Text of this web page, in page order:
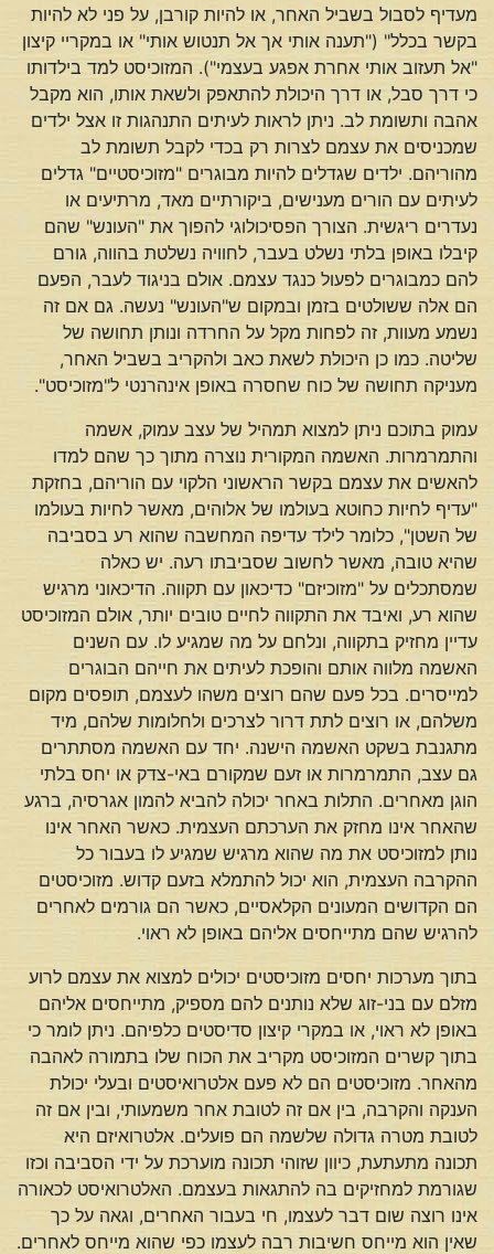
מעדיף לסבול בשביל האחר, או להיות קורבן, על פני לא להיות
בקשר בכלל" ("תענה אותי אך אל תנטוש אותי" או במקריי קיצון
"אל תעזוב אותי אחרת אפגע בעצמי"). המזוכיסט למד בילדותו
כי דרך סבל, או דרך היכולת להתאפק ולשאת אותו, הוא מקבל
אהבה ותשומת לב. ניתן לראות לעיתים התנהגות זו אצל ילדים
שמכניסים את עצמם לצרות רק בכדי לקבל תשומת לב
מהוריהם. ילדים שגדלים להיות מבוגרים "מזוכיסטיים" גדלים
לעיתים עם הורים מענישים, ביקורתיים מאד, מרתיעים או
נעדרים ריגשית. הצורך הפסיכולוגי להפוך את "העונש" שהם
קיבלו באופן בלתי נשלט בעבר, לחוויה נשלטת בהווה, גורם
להם כמבוגרים לפעול כנגד עצמם. אולם בניגוד לעבר, הפעם
הם אלה ששולטים בזמן ובמקום ש"העונש" נעשה. גם אם זה
נשמע מעוות, זה לפחות מקל על החרדה ונותן תחושה של
שליטה. כמו כן היכולת לשאת כאב ולהקריב בשביל האחר,
מעניקה תחושה של כוח שחסרה באופן אינהרנטי ל"מזוכיסט".
עמוק בתוכם ניתן למצוא תמהיל של עצב עמוק, אשמה
והתמרמרות. האשמה המקורית נוצרה מתוך כך שהם למדו
להאשים את עצמם בקשר הראשוני הלקוי עם הוריהם, בחזקת
"עדיף לחיות כחוטא בעולמו של אלוהים, מאשר לחיות בעולמו
של השטן", כלומר לילד עדיפה המחשבה שהוא רע בסביבה
שהיא טובה, מאשר לחשוב שסביבתו רעה. יש כאלה
שמסתכלים על "מזוכיזם" כדיכאון עם תקווה. הדיכאוני מרגיש
שהוא רע, ואיבד את התקווה לחיים טובים יותר, אולם המזוכיסט
עדיין מחזיק בתקווה, ונלחם על מה שמגיע לו. עם השנים
האשמה מלווה אותם והופכת לעיתים את חייהם הבוגרים
למייסרים. בכל פעם שהם רוצים משהו לעצמם, תופסים מקום
משלהם, או רוצים לתת דרור לצרכים ולחלומות שלהם, מיד
מתגנבת בשקט האשמה הישנה. יחד עם האשמה מסתתרים
גם עצב, התמרמרות או זעם שמקורם באי-צדק או יחס בלתי
הוגן מאחרים. התלות באחר יכולה להביא להמון אגרסיה, ברגע
שהאחר אינו מחזק את הערכתם העצמית. כאשר האחר אינו
נותן למזוכיסט את מה שהוא מרגיש שמגיע לו בעבור כל
ההקרבה העצמית, הוא יכול להתמלא בזעם קדוש. מזוכיסטים
הם הקדושים המעונים הקלאסיים, כאשר הם גורמים לאחרים
להרגיש שהם מתייחסים אליהם באופן לא ראוי.
בתוך מערכות יחסים מזוכיסטים יכולים למצוא את עצמם לרוע
מזלם עם בני-זוג שלא נותנים להם מספיק, מתייחסים אליהם
באופן לא ראוי, או במקרי קיצון סדיסטים כלפיהם. ניתן לומר כי
בתוך קשרים המזוכיסט מקריב את הכוח שלו בתמורה לאהבה
מהאחר. מזוכיסטים הם לא פעם אלטרואיסטים ובעלי יכולת
הענקה והקרבה, בין אם זה לטובת אחר משמעותי, ובין אם זה
לטובת מטרה גדולה שלשמה הם פועלים. אלטרואיזם היא
תכונה מתעתעת, כיוון שזוהי תכונה מוערכת על ידי הסביבה וכזו
שגורמת למחזיקים בה להתגאות בעצמם. האלטרואיסט לכאורה
אינו רוצה שום דבר לעצמו, חי בעבור האחרים, וגאה על כך
שאין הוא מייחס חשיבות רבה לעצמו כפי שהוא מייחס לאחרים.